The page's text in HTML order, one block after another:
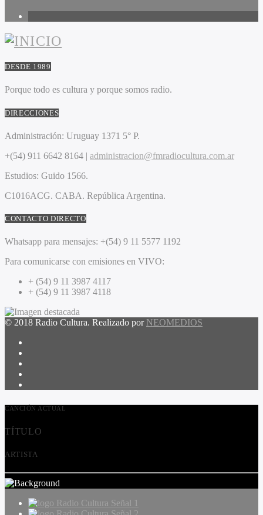
DESDE 1989
Porque todo es cultura y porque somos radio.
DIRECCIONES
Administración: Uruguay 1371 5° P.
+(54) 911 6642 8164 | administracion@fmradiocultura.com.ar
Estudios: Guido 1566.
C1016ACG. CABA. República Argentina.
CONTACTO DIRECTO
Whatsapp para mensajes: +(54) 9 11 5577 1192
Para comunicarse con emisiones en VIVO:
+ (54) 9 11 3987 4117
+ (54) 9 11 3987 4118
© 2018 Radio Cultura. Realizado por NEOMEDIOS
CANCIÓN ACTUAL
TÍTULO
ARTISTA
Radio Cultura Señal 1